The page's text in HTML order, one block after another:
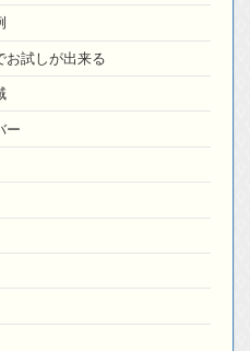
お試しが出来る
ー